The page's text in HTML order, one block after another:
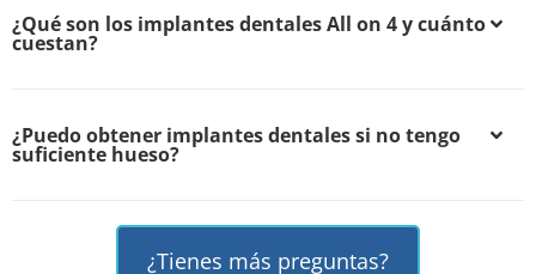
¿Qué son los implantes dentales All on 4 y cuánto
cuestan?
¿Puedo obtener implantes dentales si no tengo
suficiente hueso?
¿Tienes más preguntas?